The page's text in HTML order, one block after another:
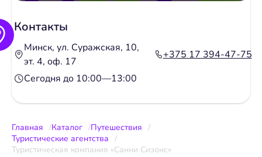
Контакты
Минск, ул. Суражская, 10,
эт. 4, оф. 17
+375 17 394-47-75
Сегодня до 10:00—13:00
Главная Каталог
Путешествия
Туристические агентства
Туристическая компания «Санни Сизонс»